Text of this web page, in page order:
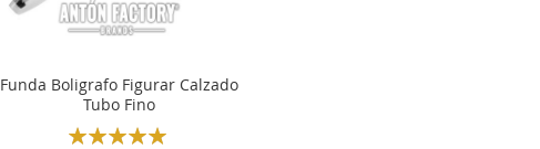
Funda Boligrafo Figurar Calzado
Tubo Fino
Rating: